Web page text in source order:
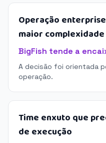
Operação
maior complexidade
BigFish tende a
A decisão foi orientada
operação.
Time enxuto que
de execução